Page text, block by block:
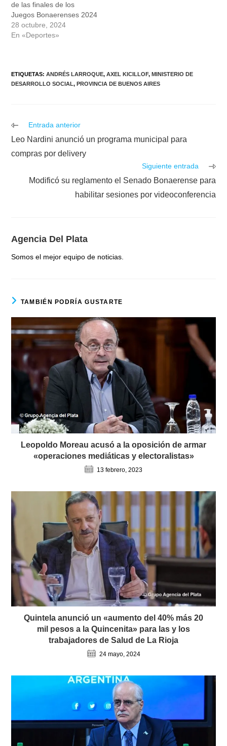
de las finales de los
Juegos Bonaerenses 2024
28 octubre, 2024
En «Deportes»
ETIQUETAS:ANDRÉS LARROQUE, AXEL KICILLOF, MINISTERIO DE
DESARROLLO SOCIAL, PROVINCIA DE BUENOS AIRES
Leer
artículos
Entrada anterior
Leo Nardini anunció un programa municipal para
compras por delivery
Siguiente entrada
Modificó su reglamento el Senado Bonaerense para
habilitar sesiones por videoconferencia
Agencia Del Plata
Somos el mejor equipo de noticias.
TAMBIÉN PODRÍA GUSTARTE
Leopoldo Moreau acusó a la oposición de armar
«operaciones mediáticas y electoralistas»
13 febrero, 2023
Quintela anunció un «aumento del 40% más 20
mil pesos a la Quincenita» para las y los
trabajadores de Salud de La Rioja
24 mayo, 2024